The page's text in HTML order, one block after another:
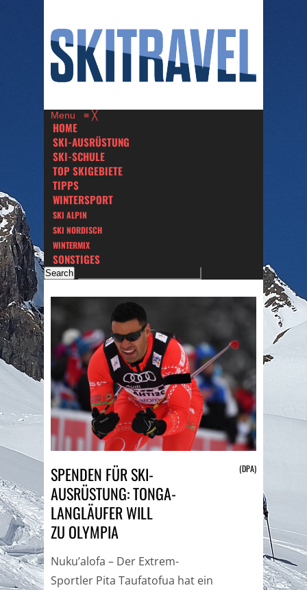
Menu ≡ ╳
HOME
SKI-AUSRÜSTUNG
SKI-SCHULE
TOP SKIGEBIETE
TIPPS
WINTERSPORT
SKI ALPIN
SKI NORDISCH
WINTERMIX
SONSTIGES
SPENDEN FÜR SKI-
AUSRÜSTUNG: TONGA-
LANGLÄUFER WILL
ZU OLYMPIA
(DPA)
Nuku’alofa – Der Extrem-
Sportler Pita Taufatofua hat ein